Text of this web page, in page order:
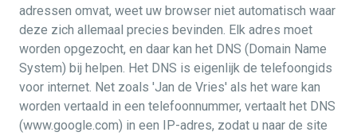
adressen omvat, weet uw browser niet automatisch waar
deze zich allemaal precies bevinden. Elk adres moet
worden opgezocht, en daar kan het DNS (Domain Name
System) bij helpen. Het DNS is eigenlijk de telefoongids
voor internet. Net zoals 'Jan de Vries' als het ware kan
worden vertaald in een telefoonnummer, vertaalt het DNS
(www.google.com) in een IP-adres, zodat u naar de site